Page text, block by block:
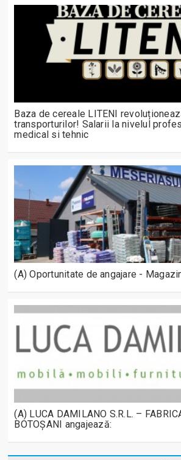
Baza de cereale LITENI
transporturilor! Salarii la nivelul
medical si tehnic
(A) Oportunitate de angajare -
(A) LUCA DAMILANO S.R.L. –
BOTOȘANI angajează: